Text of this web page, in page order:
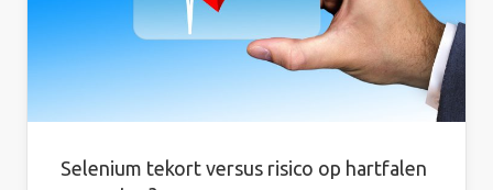
Selenium tekort versus risico op hartfalen